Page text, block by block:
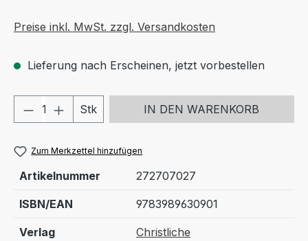
Preise inkl. MwSt. zzgl. Versandkosten
Lieferung nach Erscheinen, jetzt vorbestellen
Produkt Anzahl: Gib den
Stk IN DEN WARENKORB
Zum Merkzettel hinzufügen
Artikelnummer 272707027
ISBN/EAN 9783989630901
Verlag
Christliche